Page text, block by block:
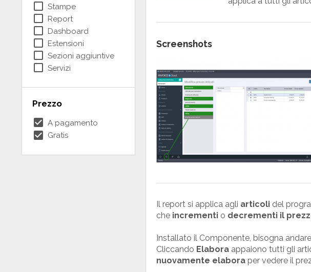
check_box_outline_blank Stampe
check_box_outline_blank Report
check_box_outline_blank Dashboard
check_box_outline_blank Estensioni
check_box_outline_blank Sezioni aggiuntive
check_box_outline_blank Servizi
Prezzo
check_box A pagamento
check_box Gratis
Screenshots
Il report si applica agli articoli del
che incrementi o decrementi il
Installato il Componente, bisogna
Cliccando Elabora appaiono tutti gli
nuovamente elabora per vedere il